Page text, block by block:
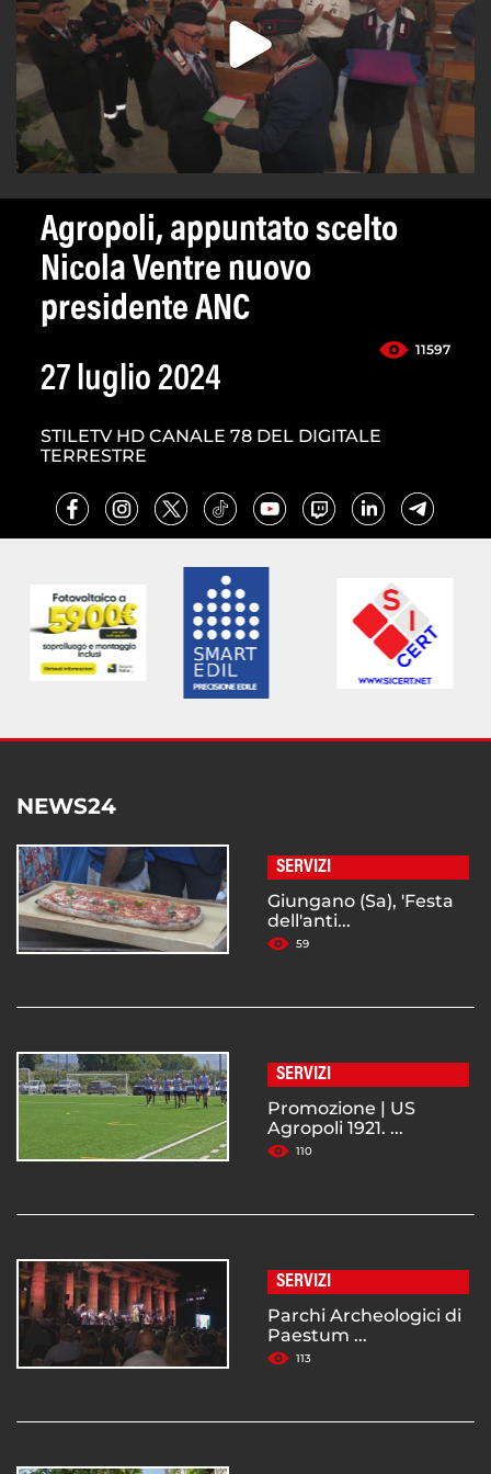
Agropoli, appuntato scelto
Nicola Ventre nuovo
presidente ANC
11597
27 luglio 2024
STILETV HD CANALE 78 DEL DIGITALE
TERRESTRE
NEWS24
SERVIZI
Giungano (Sa), 'Festa
dell'anti...
59
SERVIZI
Promozione | US
Agropoli 1921. ...
110
SERVIZI
Parchi Archeologici di
Paestum ...
113